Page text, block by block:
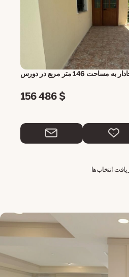
146 متر مربع در دورس
156 486 $
انتخاب‌ها